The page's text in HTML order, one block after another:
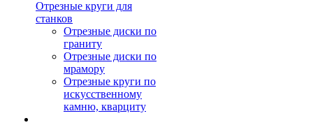
Отрезные круги для
станков
Отрезные диски по
граниту
Отрезные диски по
мрамору
Отрезные круги по
искусственному
камню, кварциту